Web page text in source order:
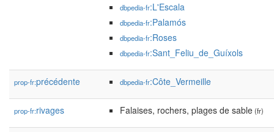
dbpedia-fr:L'Escala
dbpedia-fr:Palamós
dbpedia-fr:Roses
dbpedia-fr:Sant_Feliu_de_Guíxols
prop-fr:précédente dbpedia-fr:Côte_Vermeille
prop-fr:rivages Falaises, rochers, plages de sable(fr)